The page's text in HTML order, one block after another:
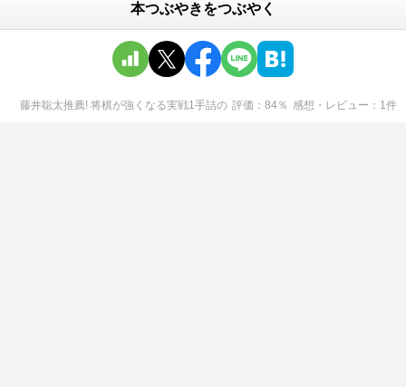
本つぶやきをつぶやく
藤井聡太推薦! 将棋が強くなる実戦1手詰の 評価 84％ 感想・レビュー 1件